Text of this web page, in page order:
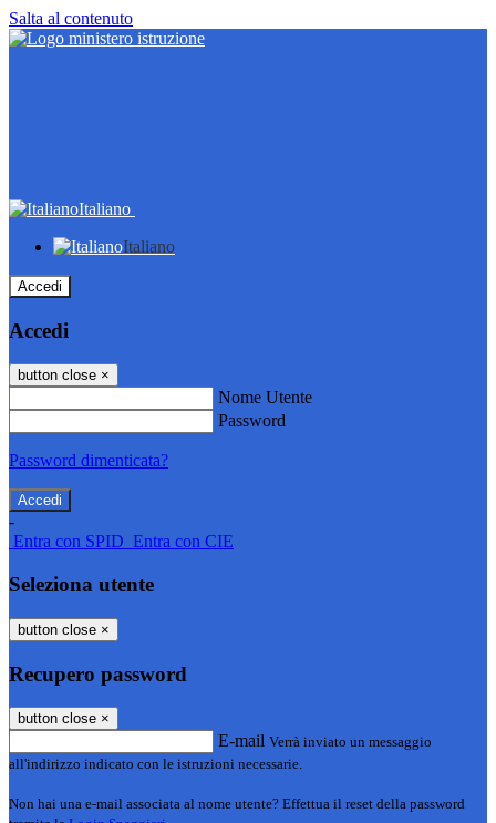
Salta al contenuto
Italiano
Italiano
Accedi
Accedi
button close ×
Nome Utente
Password
Password dimenticata?
-
Entra con SPID Entra con CIE
Seleziona utente
button close ×
Recupero password
button close ×
E-mail Verrà inviato un messaggio
all'indirizzo indicato con le istruzioni necessarie.
Non hai una e-mail associata al nome utente? Effettua il reset della password